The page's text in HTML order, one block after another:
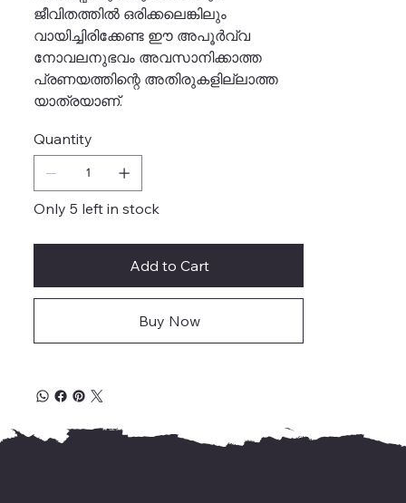
ജീവിതത്തിൽ ഒരിക്കലെങ്കിലും
വായിച്ചിരിക്കേണ്ട ഈ അപൂർവ്വ
നോവലനുഭവം അവസാനിക്കാത്ത
പ്രണയത്തിന്റെ അതിരുകളില്ലാത്ത
യാത്രയാണ്.
Quantity
Only 5 left in stock
Add to Cart
Buy Now